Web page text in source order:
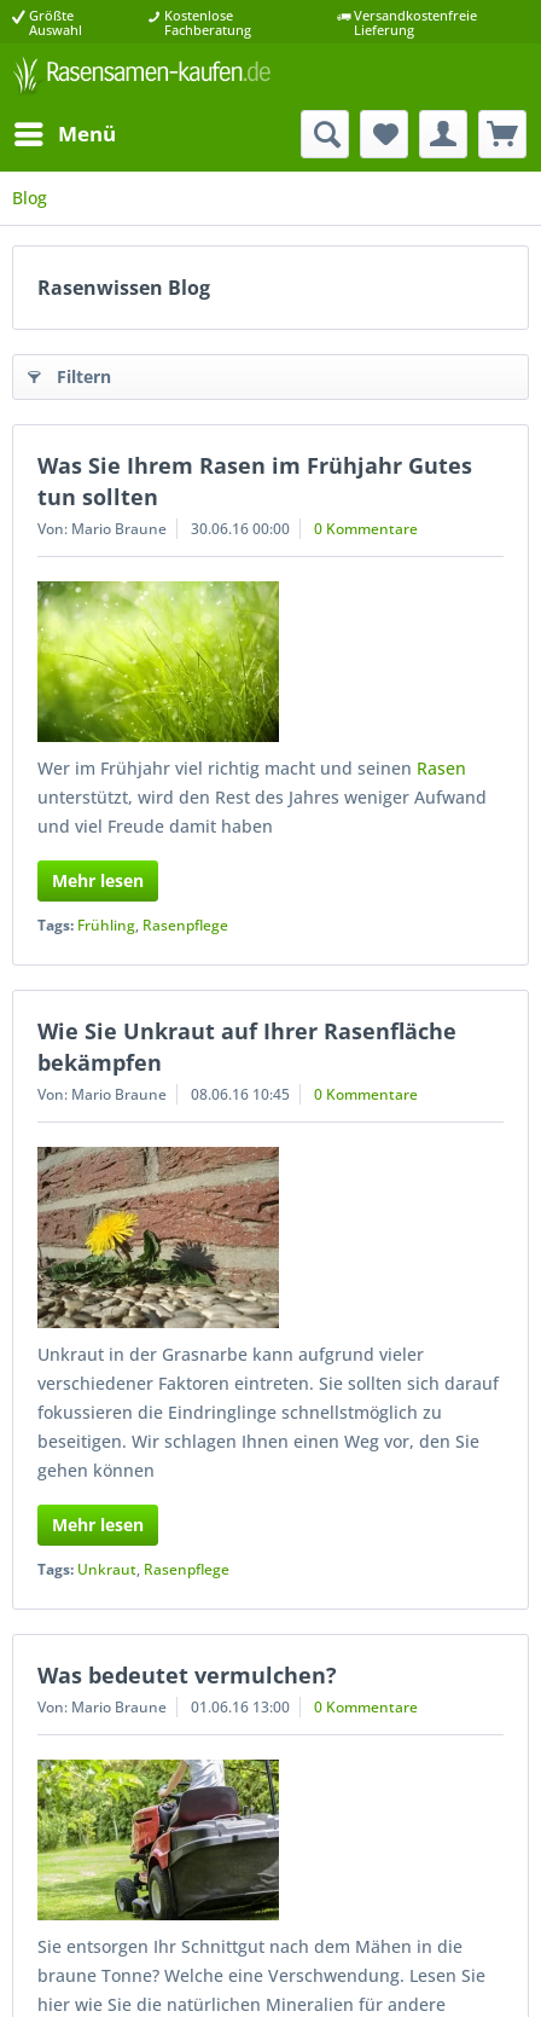
Größte
Auswahl
Kostenlose
Fachberatung
Versandkostenfreie
Lieferung
Menü
Blog
Rasenwissen Blog
Filtern
Was Sie Ihrem Rasen im Frühjahr Gutes
tun sollten
Von: Mario Braune 30.06.16 00:00 0 Kommentare
Wer im Frühjahr viel richtig macht und seinen Rasen
unterstützt, wird den Rest des Jahres weniger Aufwand
und viel Freude damit haben
Mehr lesen
Tags: Frühling, Rasenpflege
Wie Sie Unkraut auf Ihrer Rasenfläche
bekämpfen
Von: Mario Braune 08.06.16 10:45 0 Kommentare
Unkraut in der Grasnarbe kann aufgrund vieler
verschiedener Faktoren eintreten. Sie sollten sich darauf
fokussieren die Eindringlinge schnellstmöglich zu
beseitigen. Wir schlagen Ihnen einen Weg vor, den Sie
gehen können
Mehr lesen
Tags: Unkraut, Rasenpflege
Was bedeutet vermulchen?
Von: Mario Braune 01.06.16 13:00 0 Kommentare
Sie entsorgen Ihr Schnittgut nach dem Mähen in die
braune Tonne? Welche eine Verschwendung. Lesen Sie
hier wie Sie die natürlichen Mineralien für andere